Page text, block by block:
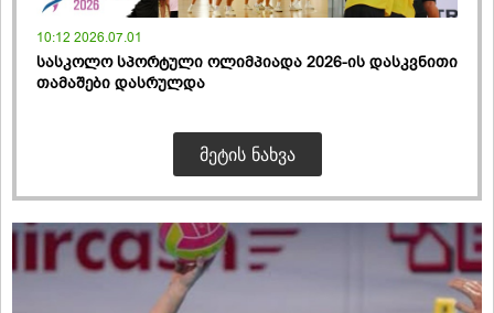
10:12 2026.07.01
სასკოლო სპორტული ოლიმპიადა 2026-ის დასკვნითი
თამაშები დასრულდა
ᲛᲔᲢᲘᲡ ᲜᲐᲮᲕᲐ